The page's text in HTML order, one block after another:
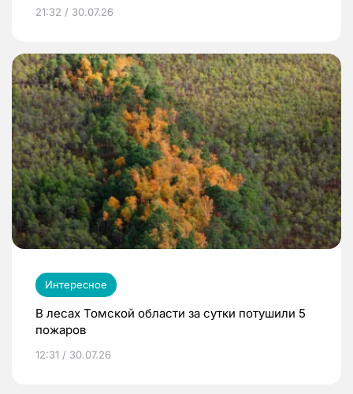
21:32 / 30.07.26
Интересное
В лесах Томской области за сутки потушили 5
пожаров
12:31 / 30.07.26